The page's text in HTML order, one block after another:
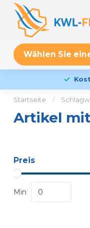
Wählen Sie
Startseite /
Artikel mit
Preis
Min